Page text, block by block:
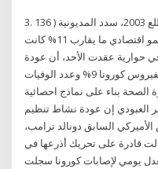
3. عند تسلم اردوغان الحكم رسميا في مطلع 2003، سدد المديونية ( 136
مليار دولار)، حققت تركيا بعدها معدل نمو اقتصادي ما يقارب 11% كانت
بعد الصين. 4. وبين في حوارية عقدت الأحد، أن عودة
المدارس والجامعات تزيد عدد الإصابات بفيروس كورونا 9% وعدد الوفيات
الصحة بناء على نماذج احصائية
العبودي إن عودة نشاط تنظيم
السابق دونالد ترامب،
قادرة على تحريك أذرعها في
يومي لإصابات كورونا سجلت